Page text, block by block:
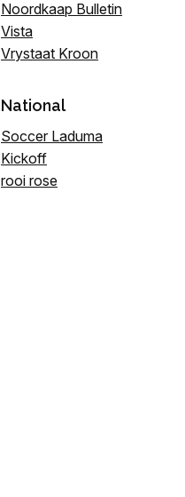
Noordkaap Bulletin
Vista
Vrystaat Kroon
National
Soccer Laduma
Kickoff
rooi rose